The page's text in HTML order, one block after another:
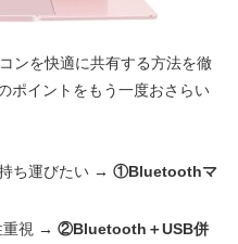
ンを快適に共有する方法を徹
ポイントをもう一度おさらい
ち運びたい → ①Bluetoothマ
視 → ②Bluetooth＋USB併